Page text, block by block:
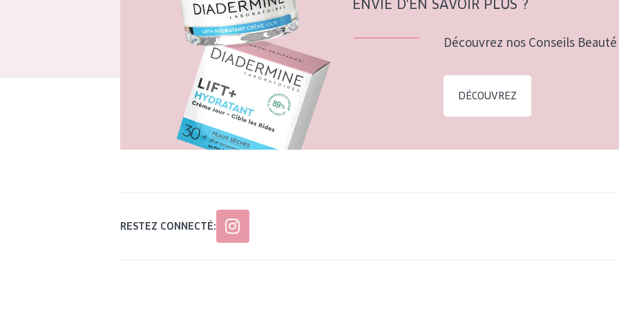
ENVIE D'EN SAVOIR PLUS ?
Découvrez nos Conseils
DÉCOUVREZ
RESTEZ CONNECTÉ: